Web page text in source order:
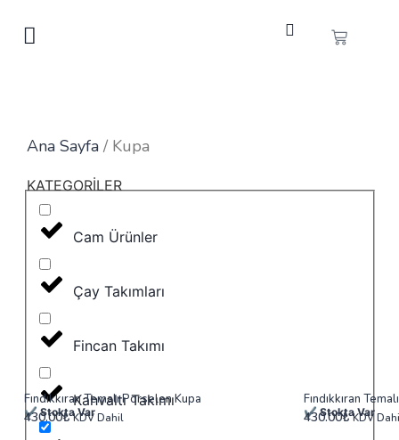
Ana Sayfa / Kupa
KATEGORİLER
Cam Ürünler
Çay Takımları
Fincan Takımı
Kahvaltı Takımı
Fındıkkıran Temalı Porselen Kupa
✔ Stokta Var
430.00₺ KDV Dahil
Fındıkkıran
✔ Stokta Var
430.00₺ KDV